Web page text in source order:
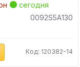
сегодня
0092S5A130
Код: 120382-14